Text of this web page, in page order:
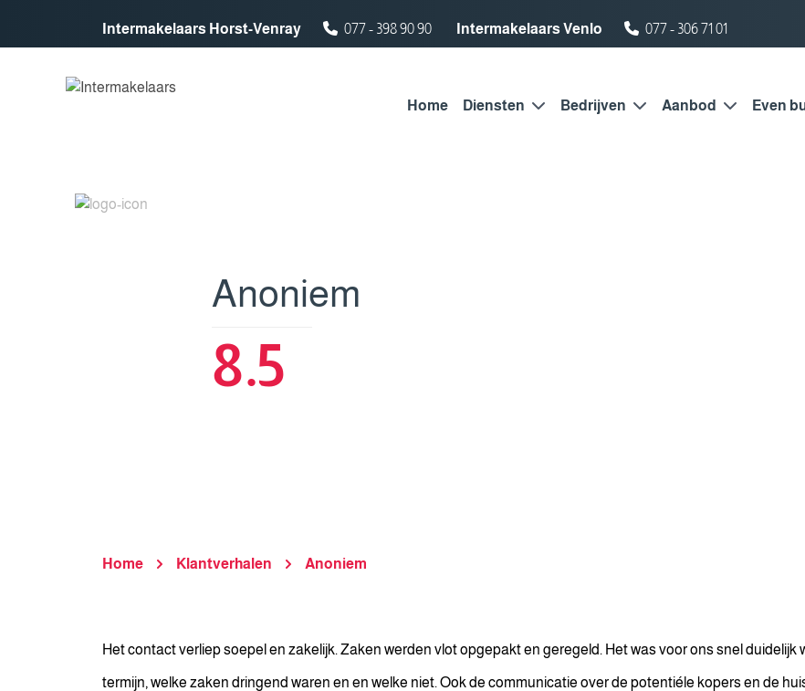
Intermakelaars Horst-Venray
077 - 398 90 90 Intermakelaars Venlo 077 - 306 71 01
Home Diensten Bedrijven Aanbod Even
Anoniem
8.5
Home Klantverhalen Anoniem
Het contact verliep soepel en zakelijk. Zaken werden vlot opgepakt en geregeld. Het was voor ons snel
termijn, welke zaken dringend waren en en welke niet. Ook de communicatie over de potentiéle kopers en de